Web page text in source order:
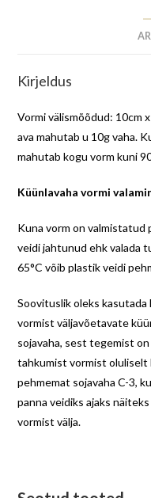
Kirjeldus
Vormi välismõõdud: 10cm
ava mahutab u 10g vaha.
mahutab kogu vorm kuni
Küünlavaha vormi
Kuna vorm on valmistatud
veidi jahtunud ehk valada
65°C võib plastik veidi
Soovituslik oleks kasutada
vormist väljavõetavate
sojavaha, sest tegemist
tahkumist vormist oluliselt
pehmemat sojavaha C-3,
panna veidiks ajaks
vormist välja.